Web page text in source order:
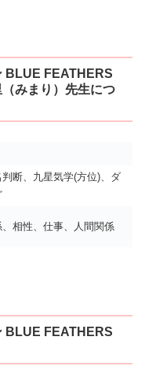
BLUE FEATHERS
みまり）先生につ
断、九星気学(方位)、ダ
相性、仕事、人間関係
BLUE FEATHERS